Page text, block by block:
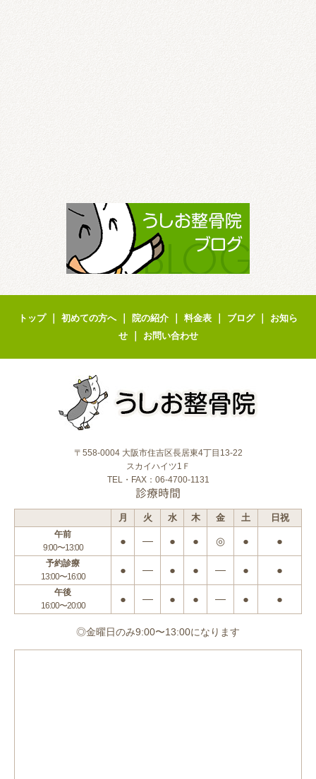
トップ｜ 初めての方へ｜ 院の紹介 ｜ 料金表 ｜ ブログ｜ お知ら
せ｜ お問い合わせ
〒558-0004 大阪市住吉区長居東4丁目13-22
スカイハイツ1Ｆ
TEL・FAX：06-4700-1131
診療時間
月 火 水 木 金 土 日祝
午前
9:00〜13:00
● ― ● ● ◎ ● ●
予約診療
13:00〜16:00
● ― ● ● ― ● ●
午後
16:00〜20:00
● ― ● ● ― ● ●
◎金曜日のみ9:00〜13:00になります